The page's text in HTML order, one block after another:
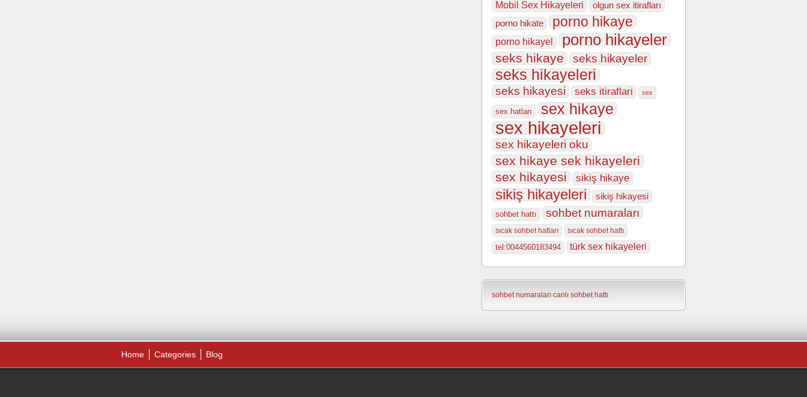
Mobil Sex Hikayeleri
olgun sex itirafları
porno hikate
porno hikaye
porno hikayel porno hikayeler
seks hikaye seks hikayeler
seks hikayeleri
seks hikayesi seks itiraflari sex
sex hatları sex hikaye
sex hikayeleri
sex hikayeleri oku
sex hikaye sek hikayeleri
sex hikayesi
sikiş hikaye
sikiş hikayeleri sikiş hikayesi
sohbet hattı sohbet numaraları
sıcak sohbet hatları sıcak sohbet hattı
tel:0044560183494 türk sex hikayeleri
sohbet numaraları canlı sohbet hattı
Home Categories Blog